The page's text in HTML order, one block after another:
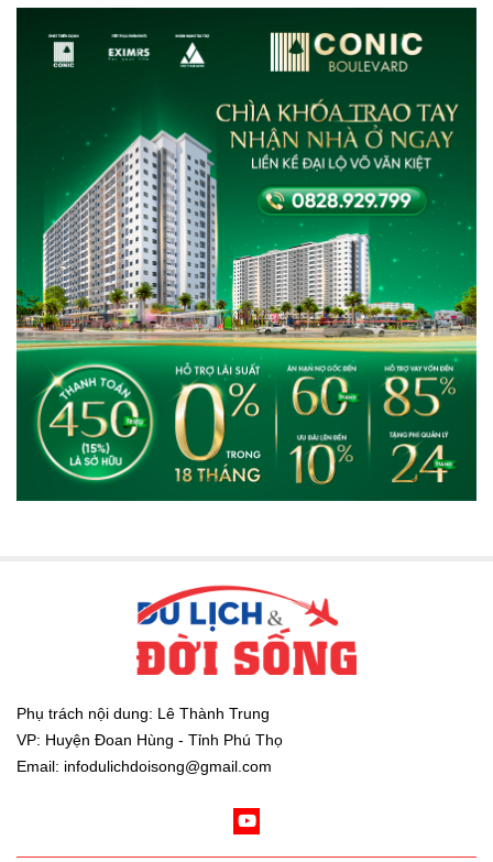
Phụ trách nội dung: Lê Thành Trung
VP: Huyện Đoan Hùng - Tỉnh Phú Thọ
Email: infodulichdoisong@gmail.com